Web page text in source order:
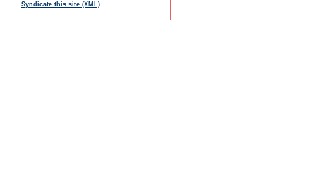
Syndicate this site (XML)